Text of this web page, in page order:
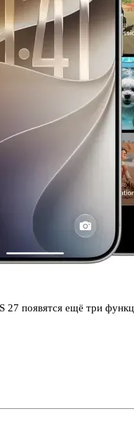
появятся ещё три